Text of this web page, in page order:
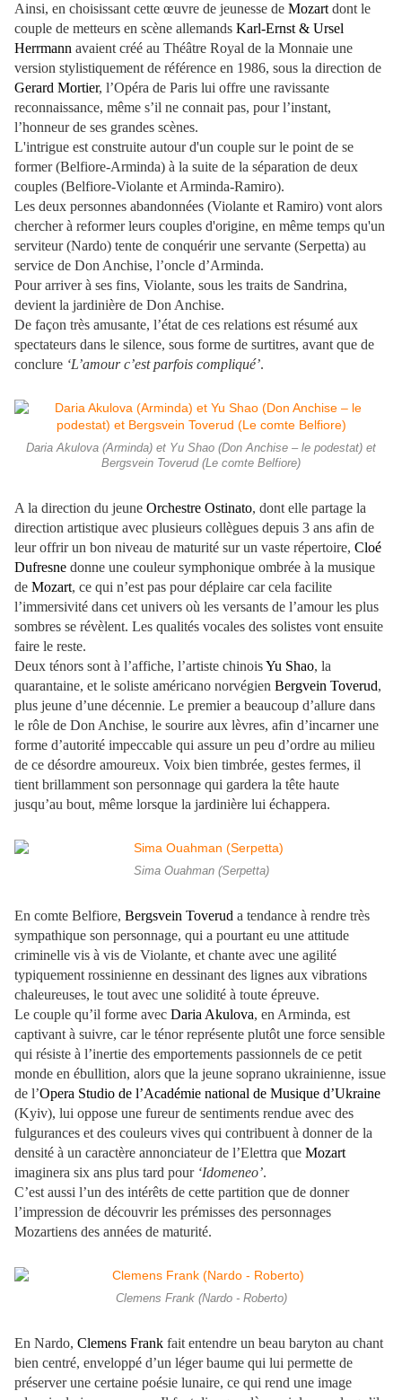
Ainsi, en choisissant cette œuvre de jeunesse de Mozart dont le
couple de metteurs en scène allemands Karl-Ernst & Ursel
Herrmann avaient créé au Théâtre Royal de la Monnaie une
version stylistiquement de référence en 1986, sous la direction de
Gerard Mortier, l’Opéra de Paris lui offre une ravissante
reconnaissance, même s’il ne connait pas, pour l’instant,
l’honneur de ses grandes scènes.
L'intrigue est construite autour d'un couple sur le point de se
former (Belfiore-Arminda) à la suite de la séparation de deux
couples (Belfiore-Violante et Arminda-Ramiro).
Les deux personnes abandonnées (Violante et Ramiro) vont alors
chercher à reformer leurs couples d'origine, en même temps qu'un
serviteur (Nardo) tente de conquérir une servante (Serpetta) au
service de Don Anchise, l’oncle d’Arminda.
Pour arriver à ses fins, Violante, sous les traits de Sandrina,
devient la jardinière de Don Anchise.
De façon très amusante, l’état de ces relations est résumé aux
spectateurs dans le silence, sous forme de surtitres, avant que de
conclure ‘L’amour c’est parfois compliqué’.
Daria Akulova (Arminda) et Yu Shao (Don Anchise – le podestat) et
Bergsvein Toverud (Le comte Belfiore)
A la direction du jeune Orchestre Ostinato, dont elle partage la
direction artistique avec plusieurs collègues depuis 3 ans afin de
leur offrir un bon niveau de maturité sur un vaste répertoire, Cloé
Dufresne donne une couleur symphonique ombrée à la musique
de Mozart, ce qui n’est pas pour déplaire car cela facilite
l’immersivité dans cet univers où les versants de l’amour les plus
sombres se révèlent. Les qualités vocales des solistes vont ensuite
faire le reste.
Deux ténors sont à l’affiche, l’artiste chinoisYu Shao, la
quarantaine, et le soliste américano norvégien Bergvein Toverud,
plus jeune d’une décennie. Le premier a beaucoup d’allure dans
le rôle de Don Anchise, le sourire aux lèvres, afin d’incarner une
forme d’autorité impeccable qui assure un peu d’ordre au milieu
de ce désordre amoureux. Voix bien timbrée, gestes fermes, il
tient brillamment son personnage qui gardera la tête haute
jusqu’au bout, même lorsque la jardinière lui échappera.
Sima Ouahman (Serpetta)
En comte Belfiore, Bergsvein Toverud a tendance à rendre très
sympathique son personnage, qui a pourtant eu une attitude
criminelle vis à vis de Violante, et chante avec une agilité
typiquement rossinienne en dessinant des lignes aux vibrations
chaleureuses, le tout avec une solidité à toute épreuve.
Le couple qu’il forme avec Daria Akulova, en Arminda, est
captivant à suivre, car le ténor représente plutôt une force sensible
qui résiste à l’inertie des emportements passionnels de ce petit
monde en ébullition, alors que la jeune soprano ukrainienne, issue
de l’Opera Studio de l’Académie national de Musique d’Ukraine
(Kyiv), lui oppose une fureur de sentiments rendue avec des
fulgurances et des couleurs vives qui contribuent à donner de la
densité à un caractère annonciateur de l’Elettra que Mozart
imaginera six ans plus tard pour ‘Idomeneo’.
C’est aussi l’un des intérêts de cette partition que de donner
l’impression de découvrir les prémisses des personnages
Mozartiens des années de maturité.
Clemens Frank (Nardo - Roberto)
En Nardo, Clemens Frank fait entendre un beau baryton au chant
bien centré, enveloppé d’un léger baume qui lui permette de
préserver une certaine poésie lunaire, ce qui rend une image